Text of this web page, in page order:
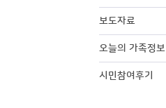
보도자료
오늘의 가족정보
시민참여후기